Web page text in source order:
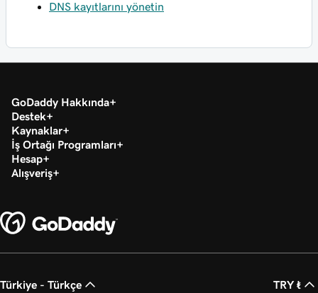
DNS kayıtlarını yönetin
GoDaddy Hakkında
Destek
Kaynaklar
İş Ortağı Programları
Hesap
Alışveriş
Türkiye - Türkçe TRY ₺